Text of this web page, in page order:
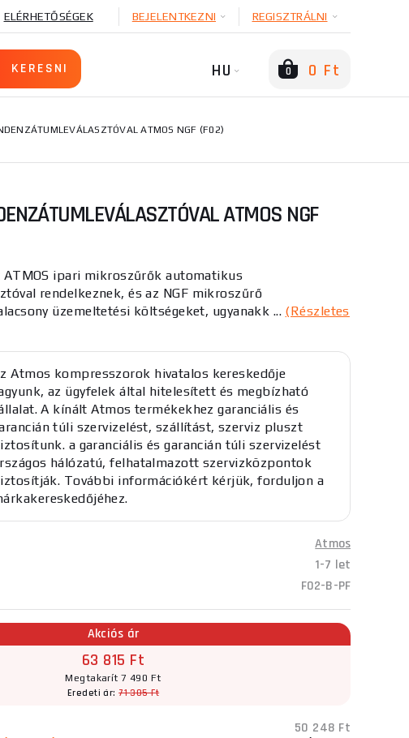
ELÉRHETŐSÉGEK BEJELENTKEZNI REGISZTRÁLNI
HU 0 0 Ft
ATMOS NGF (F02)
ATMOS NGF
ipari mikroszűrők automatikus
rendelkeznek, és az NGF mikroszűrő
üzemeltetési költségeket, ugyanakk ... (Részletes
Atmos kompresszorok hivatalos kereskedője
az ügyfelek által hitelesített és megbízható
A kínált Atmos termékekhez garanciális és
túli szervizelést, szállítást, szerviz pluszt
a garanciális és garancián túli szervizelést
hálózatú, felhatalmazott szervizközpontok
További információkért kérjük, forduljon a
Atmos
1-7 let
F02-B-PF
Akciós ár
63 815 Ft
Megtakarít 7 490 Ft
Eredeti ár:71 305 Ft
50 248 Ft